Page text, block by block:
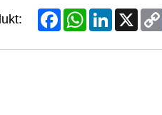
FacebookWhatsAppLinkedIn
X